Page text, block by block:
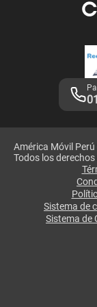
Adquirientes
Mensaje de
Términos y
Libro de
Legales de
América Móvil
Todos los
Sistema de
Sistema de